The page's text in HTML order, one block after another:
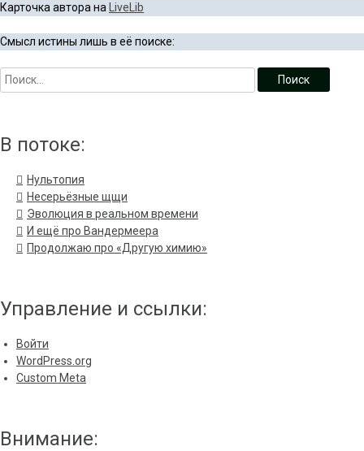
Карточка автора на LiveLib
Смысл истины лишь в её поиске:
В потоке:
Нультопия
Несерьёзные щщи
Эволюция в реальном времени
И ещё про Вандермеера
Продолжаю про «Другую химию»
Управление и ссылки:
Войти
WordPress.org
Custom Meta
Внимание: